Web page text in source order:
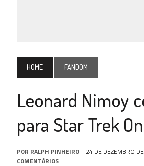
HOME FANDOM
Leonard Nimoy
para Star Trek
POR RALPH PINHEIRO 24 DE DEZEMBRO
COMENTÁRIOS